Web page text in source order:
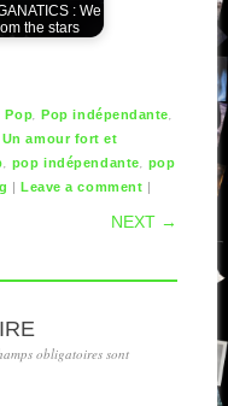
: We
the stars
,Pop ,Pop indépendante
Un amour fort et
pop indépendante
pop
|Leave a comment |
NEXT →
obligatoires sont